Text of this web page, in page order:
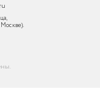
Москве).